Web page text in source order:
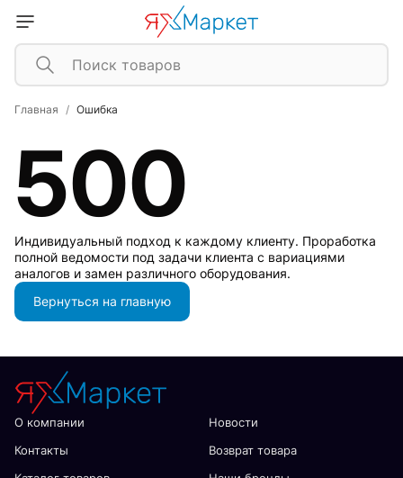
Главная Ошибка
500
Индивидуальный подход к каждому клиенту. Проработка
полной ведомости под задачи клиента с вариациями
аналогов и замен различного оборудования.
Вернуться на главную
О компании
Новости
Контакты
Возврат товара